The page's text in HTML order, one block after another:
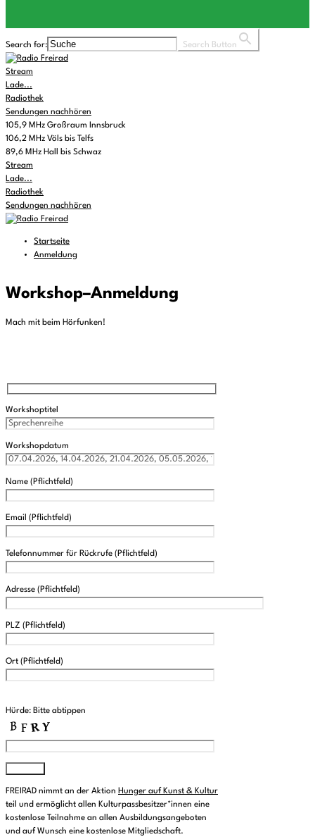
Search for: Search Button
Stream
Lade...
Radiothek
Sendungen nachhören
105,9 MHz Großraum Innsbruck
106,2 MHz Völs bis Telfs
89,6 MHz Hall bis Schwaz
Stream
Lade...
Radiothek
Sendungen nachhören
Startseite
Anmeldung
Workshop–Anmeldung
Mach mit beim Hörfunken!
Workshoptitel
Workshopdatum
Name (Pflichtfeld)
Email (Pflichtfeld)
Telefonnummer für Rückrufe (Pflichtfeld)
Adresse (Pflichtfeld)
PLZ (Pflichtfeld)
Ort (Pflichtfeld)
Hürde: Bitte abtippen
FREIRAD nimmt an der Aktion Hunger auf Kunst & Kultur
teil und ermöglicht allen Kulturpassbesitzer*innen eine
kostenlose Teilnahme an allen Ausbildungsangeboten
und auf Wunsch eine kostenlose Mitgliedschaft.